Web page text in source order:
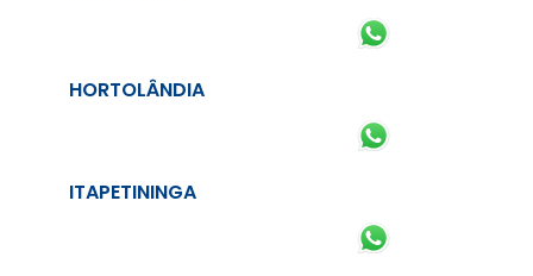
HORTOLÂNDIA
ITAPETININGA